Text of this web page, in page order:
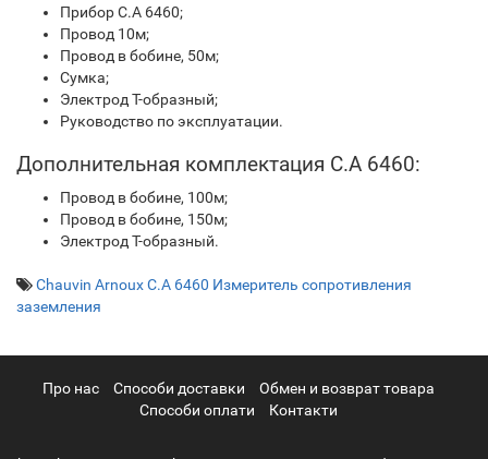
Прибор С.А 6460;
Провод 10м;
Провод в бобине, 50м;
Сумка;
Электрод Т-образный;
Руководство по эксплуатации.
Дополнительная комплектация С.А 6460:
Провод в бобине, 100м;
Провод в бобине, 150м;
Электрод Т-образный.
Chauvin Arnoux C.A 6460 Измеритель сопротивления
заземления
Про нас Cпособи доставки
Обмен и возврат товара
Способи оплати
Контакти